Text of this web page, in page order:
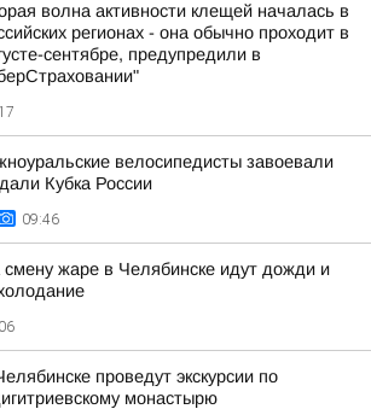
волна активности клещей началась в
регионах - она обычно проходит в
сентябре, предупредили в
велосипедисты завоевали
Кубка России
09:46
жаре в Челябинске идут дожди и
проведут экскурсии по
монастырю